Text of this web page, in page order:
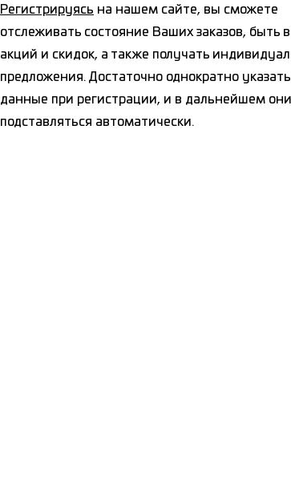
Регистрируясь на нашем сайте, вы сможете
отслеживать состояние Ваших заказов, быть
акций и скидок, а также получать
предложения. Достаточно однократно
данные при регистрации, и в дальнейшем
подставляться автоматически.